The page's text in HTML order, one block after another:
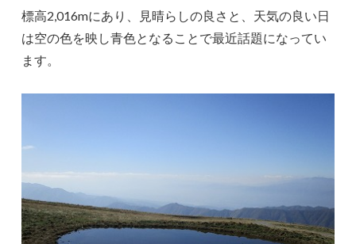
標高2,016mにあり、見晴らしの良さと、天気の良い日
は空の色を映し青色となることで最近話題になってい
ます。